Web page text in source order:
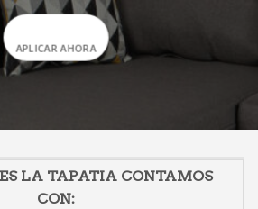
APLICAR AHORA
LA TAPATIA CONTAMOS
CON: